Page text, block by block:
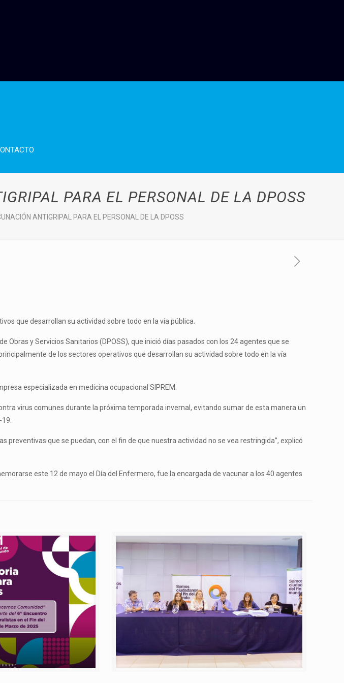
PARA EL PERSONAL DE LA DPOSS
ANTIGRIPAL PARA EL PERSONAL DE LA DPOSS
que desarrollan su actividad sobre todo en la vía pública.
y Servicios Sanitarios (DPOSS), que inició días pasados con los 24 agentes que se
de los sectores operativos que desarrollan su actividad sobre todo en la vía
especializada en medicina ocupacional SIPREM.
virus comunes durante la próxima temporada invernal, evitando sumar de esta manera un
preventivas que se puedan, con el fin de que nuestra actividad no se vea restringida”, explicó
este 12 de mayo el Día del Enfermero, fue la encargada de vacunar a los 40 agentes